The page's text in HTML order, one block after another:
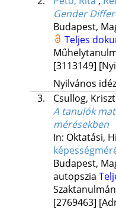
Gender
Budapest,
Teljes
[3113149]
Nyilvános
3.
Csullog,
A tanulók
mérésekben
In: Oktatási,
Budapest,
autopszia
[2769463]